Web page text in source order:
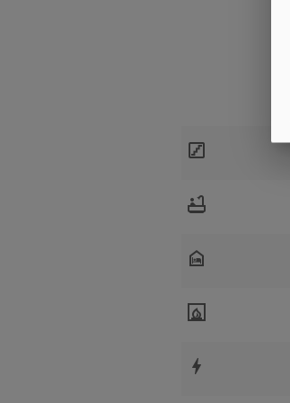
stairs
bathtub
night_shelter
fireplace
bolt